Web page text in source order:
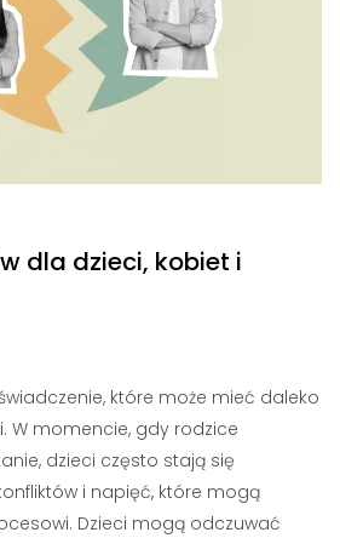
dla dzieci, kobiet i
które może mieć daleko
W momencie, gdy rodzice
dzieci często stają się
i napięć, które mogą
Dzieci mogą odczuwać